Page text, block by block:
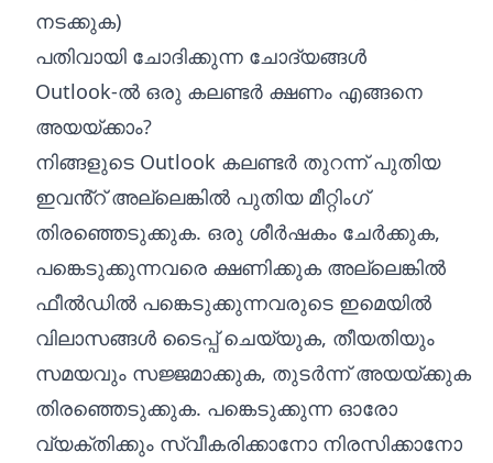
നടക്കുക)
പതിവായി ചോദിക്കുന്ന ചോദ്യങ്ങൾ
Outlook-ൽ ഒരു കലണ്ടർ ക്ഷണം എങ്ങനെ
അയയ്ക്കാം?
നിങ്ങളുടെ Outlook കലണ്ടർ തുറന്ന് പുതിയ
ഇവൻ്റ് അല്ലെങ്കിൽ പുതിയ മീറ്റിംഗ്
തിരഞ്ഞെടുക്കുക. ഒരു ശീർഷകം ചേർക്കുക,
പങ്കെടുക്കുന്നവരെ ക്ഷണിക്കുക അല്ലെങ്കിൽ
ഫീൽഡിൽ പങ്കെടുക്കുന്നവരുടെ ഇമെയിൽ
വിലാസങ്ങൾ ടൈപ്പ് ചെയ്യുക, തീയതിയും
സമയവും സജ്ജമാക്കുക, തുടർന്ന് അയയ്ക്കുക
തിരഞ്ഞെടുക്കുക. പങ്കെടുക്കുന്ന ഓരോ
വ്യക്തിക്കും സ്വീകരിക്കാനോ നിരസിക്കാനോ